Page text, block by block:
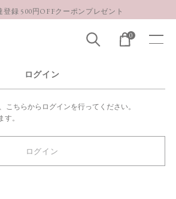
録 500円OFFクーポンプレゼント
のお問い合わせと商品配送に関しまして
登録 500円OFFクーポンプレゼント
0
ログイン
こちらからログインを行ってください。
。
ログイン